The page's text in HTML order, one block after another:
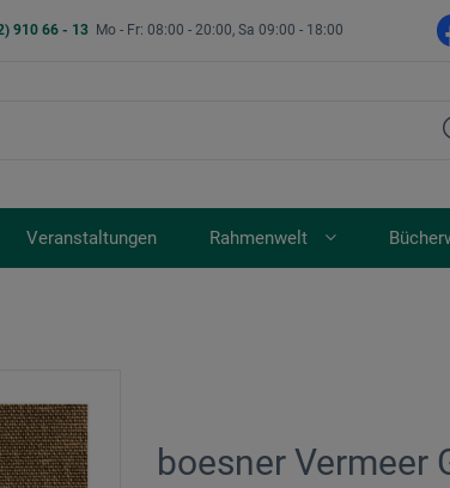
910 66 - 13 Mo - Fr: 08:00 - 20:00, Sa 09:00 - 18:00
Veranstaltungen Rahmenwelt
boesner Vermeer